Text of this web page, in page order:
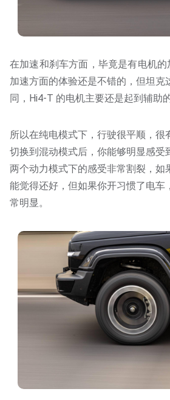
在加速和刹车方面，毕竟是有电机
加速方面的体验还是不错的，但坦克
同，Hi4-T 的电机主要还是起到辅助
所以在纯电模式下，行驶很平顺，很
切换到混动模式后，你能够明显感受
两个动力模式下的感受非常割裂，如
能觉得还好，但如果你开习惯了电车
常明显。